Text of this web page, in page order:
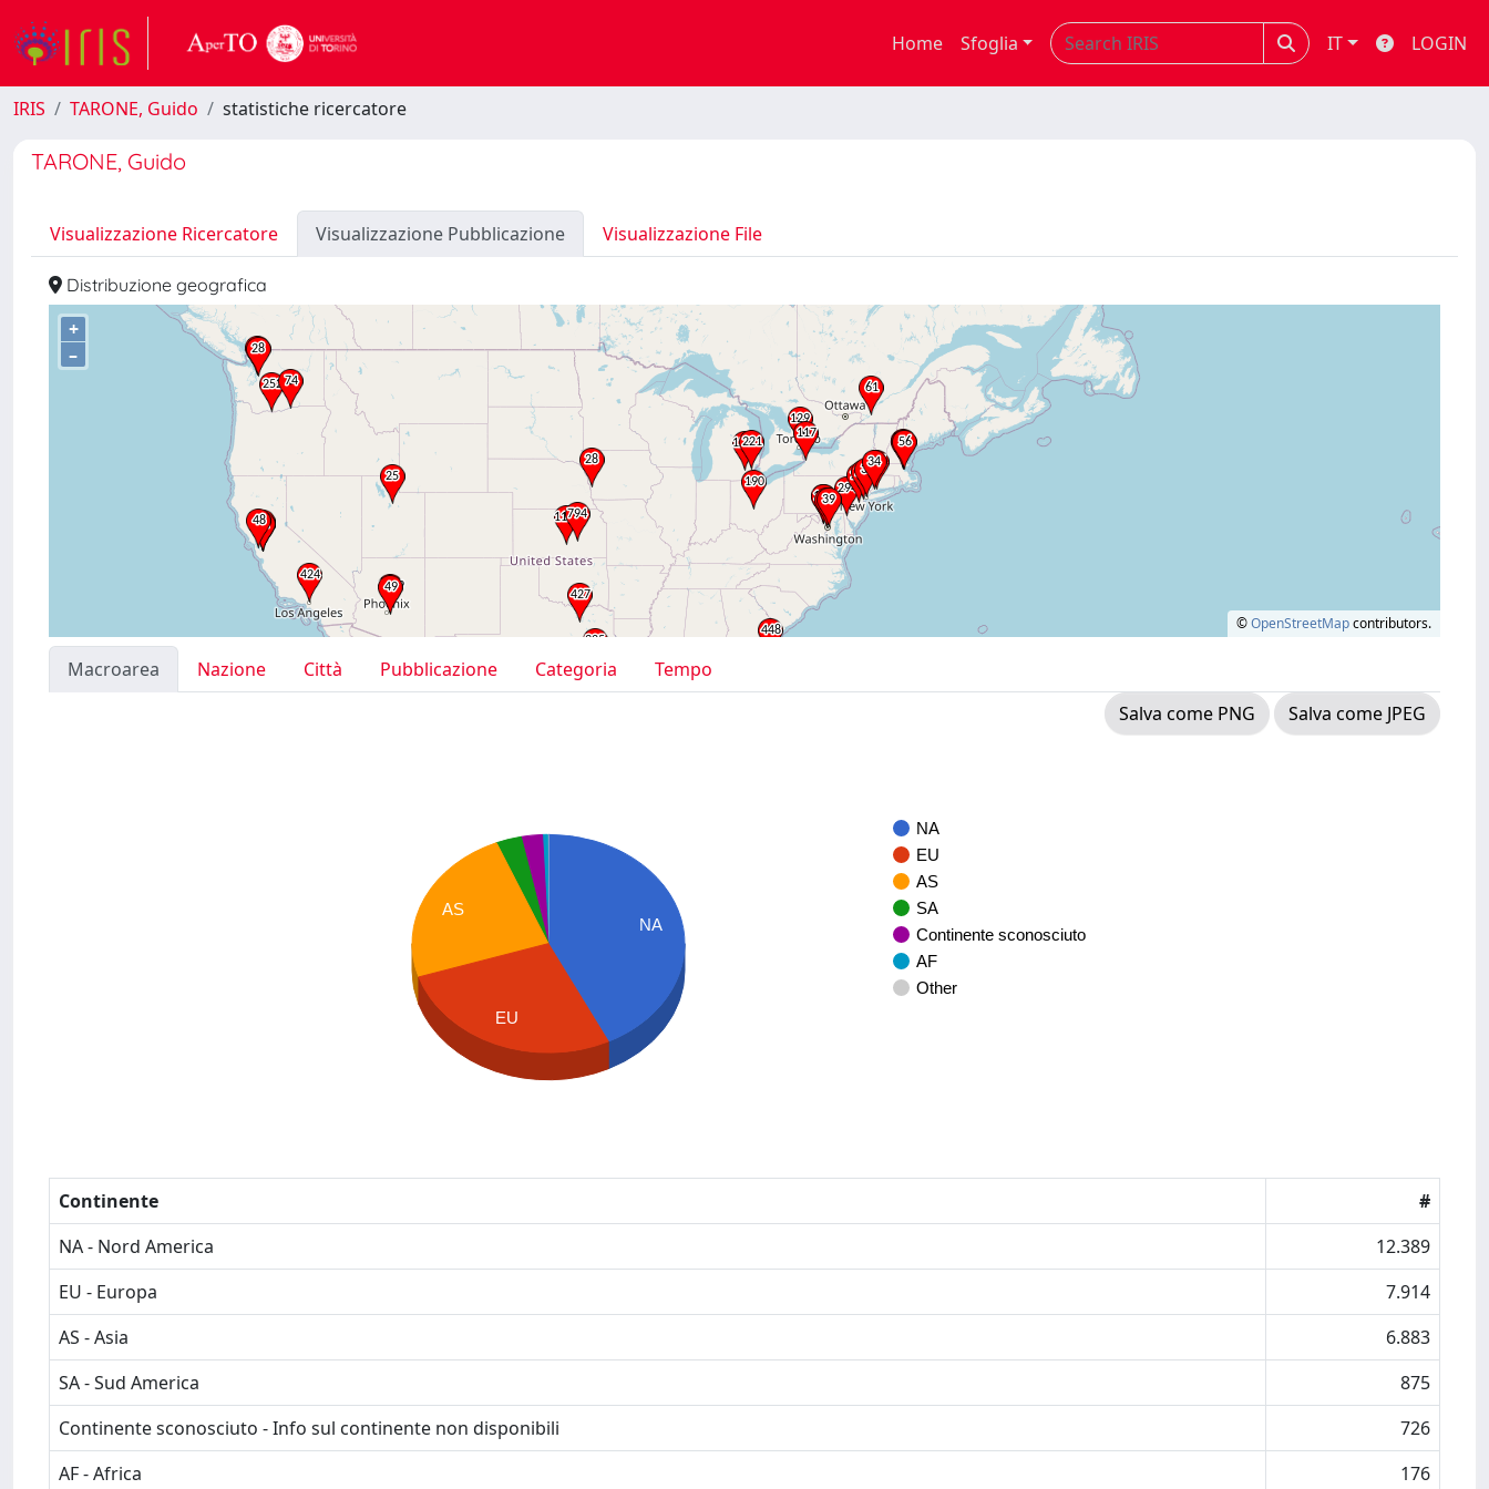
Home Sfoglia IT LOGIN
IRIS TARONE, Guido statistiche ricercatore
TARONE, Guido
Visualizzazione Ricercatore Visualizzazione Pubblicazione Visualizzazione File
Distribuzione geografica
+
–
©OpenStreetMapcontributors.
Macroarea Nazione Città Pubblicazione Categoria
Tempo
Salva come PNG
Salva come JPEG
NA
EU
AS
SA
Continente sconosciuto
AF
Other
NA
AS
EU
Continente
#
NA - Nord America
12.389
EU - Europa
7.914
AS - Asia
6.883
SA - Sud America
875
Continente sconosciuto - Info sul continente non disponibili
726
AF - Africa
176